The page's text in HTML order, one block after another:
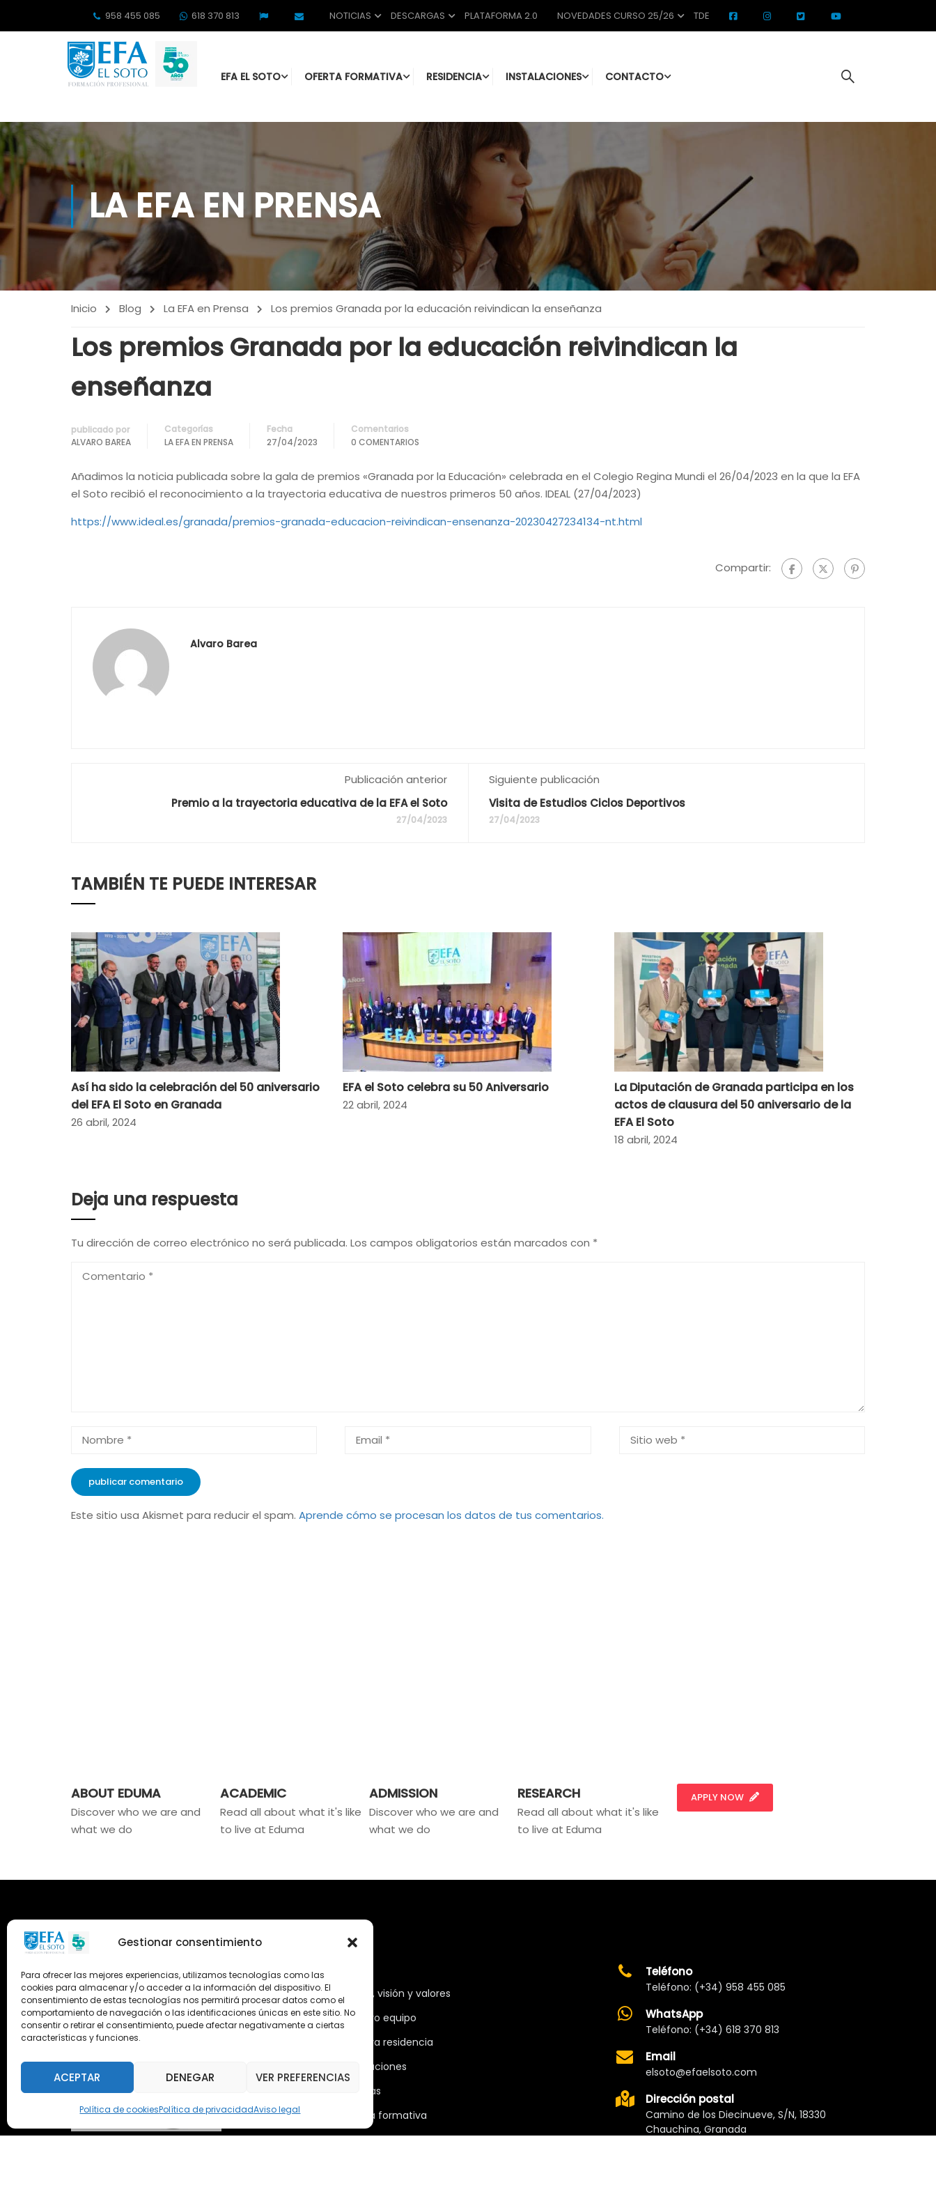
Gestionar consentimiento
Para ofrecer las mejores experiencias, utilizamos tecnologías como las
cookies para almacenar y/o acceder a la información del dispositivo. El
consentimiento de estas tecnologías nos permitirá procesar datos como el
comportamiento de navegación o las identificaciones únicas en este sitio. No
consentir o retirar el consentimiento, puede afectar negativamente a ciertas
características y funciones.
ACEPTAR DENEGAR VER PREFERENCIAS
Política de cookiesPolítica de privacidadAviso legal
958 455 085 618 370 813 NOTICIAS DESCARGAS PLATAFORMA 2.0 NOVEDADES CURSO 25/26 TDE
EFA EL SOTO OFERTA FORMATIVA RESIDENCIA INSTALACIONES CONTACTO
LA EFA EN PRENSA
Inicio Blog La EFA en Prensa Los premios Granada por la educación reivindican la enseñanza
Los premios Granada por la educación reivindican la
enseñanza
publicado por
ALVARO BAREA
Categorías
LA EFA EN PRENSA
Fecha
27/04/2023
Comentarios
0 COMENTARIOS
Añadimos la noticia publicada sobre la gala de premios «Granada por la Educación» celebrada en el Colegio Regina Mundi el 26/04/2023 en la que la EFA
el Soto recibió el reconocimiento a la trayectoria educativa de nuestros primeros 50 años. IDEAL (27/04/2023)
https://www.ideal.es/granada/premios-granada-educacion-reivindican-ensenanza-20230427234134-nt.html
Compartir:
Alvaro Barea
Publicación anterior
Premio a la trayectoria educativa de la EFA el Soto
27/04/2023
Siguiente publicación
Visita de Estudios Ciclos Deportivos
27/04/2023
TAMBIÉN TE PUEDE INTERESAR
Así ha sido la celebración del 50 aniversario
del EFA El Soto en Granada
26 abril, 2024
EFA el Soto celebra su 50 Aniversario
22 abril, 2024
La Diputación de Granada participa en los
actos de clausura del 50 aniversario de la
EFA El Soto
18 abril, 2024
Deja una respuesta
Tu dirección de correo electrónico no será publicada. Los campos obligatorios están marcados con *
Este sitio usa Akismet para reducir el spam. Aprende cómo se procesan los datos de tus comentarios.
ABOUT EDUMA
Discover who we are and
what we do
ACADEMIC
Read all about what it's like
to live at Eduma
ADMISSION
Discover who we are and
what we do
RESEARCH
Read all about what it's like
to live at Eduma
APPLY NOW
Misión, visión y valores
Nuestro equipo
Nuestra residencia
Instalaciones
Noticias
Oferta formativa
Descargas
Teléfono
Teléfono: (+34) 958 455 085
WhatsApp
Teléfono: (+34) 618 370 813
Email
elsoto@efaelsoto.com
Dirección postal
Camino de los Diecinueve, S/N, 18330
Chauchina, Granada